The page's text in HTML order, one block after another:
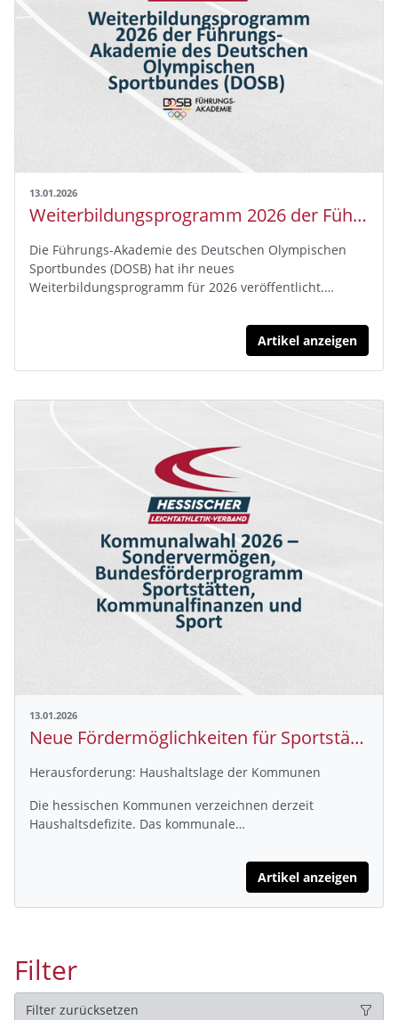
13.01.2026
Weiterbildungsprogramm 2026 der Führungs-Akademie des DOSB
Die Führungs-Akademie des Deutschen Olympischen
Sportbundes (DOSB) hat ihr neues
Weiterbildungsprogramm für 2026 veröffentlicht.…
Artikel anzeigen
13.01.2026
Neue Fördermöglichkeiten für Sportstätten trotz angespannter Kommunalfinanzen
Herausforderung: Haushaltslage der Kommunen
Die hessischen Kommunen verzeichnen derzeit
Haushaltsdefizite. Das kommunale…
Artikel anzeigen
Filter
Filter zurücksetzen